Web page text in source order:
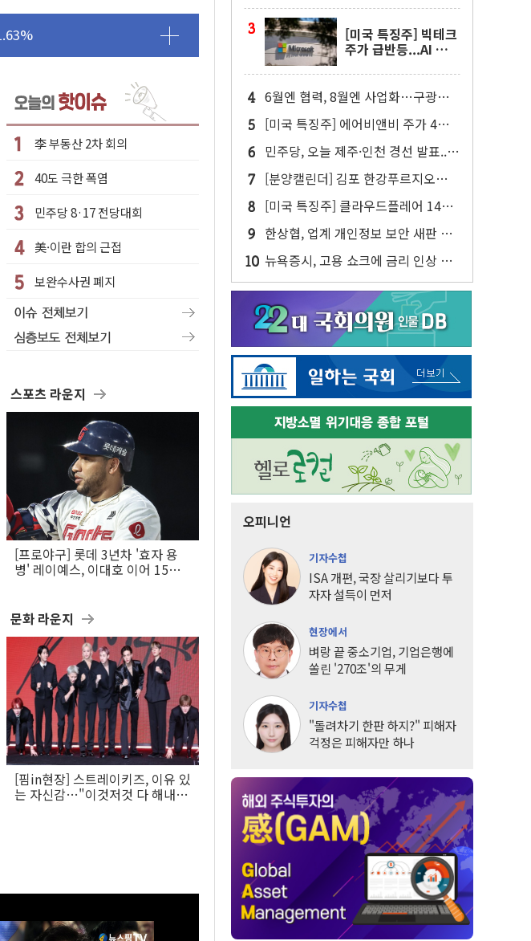
李 부동산 2차 회의
40도 극한 폭염
민주당 8·17 전당대회
美·이란 합의 근접
보완수사권 폐지
스포츠 라운지
[프로야구] 롯데 3년차 '효자 용
병' 레이예스, 이대호 이어 15년
문화 라운지
[핌in현장] 스트레이키즈, 이유 있
는 자신감…"이것저것 다 해내는
실 공개
[미국 특징주] 빅테크
주가 급반등...AI 불안
아나
6월엔 협력, 8월엔 사업화…구광모·
젠슨 황 두 번째 담판
[미국 특징주] 에어비앤비 주가 4년
만에 최고...연간 매출 상향에 투자자
반색
민주당, 오늘 제주·인천 경선 발표...
김민석 '재역전' vs 정청래 '격차 확
대'
[분양캘린더] 김포 한강푸르지오리버
프론트 등 3284가구 분양
[미국 특징주] 클라우드플레어 14%
급등해 신고점...AI 지출 확대에 전망
상향
한상협, 업계 개인정보 보안 새판 짠
다…'자율규제단체' 타진
뉴욕증시, 고용 쇼크에 금리 인상 우
려 후퇴…S&P500 최고치
오피니언
기자수첩
ISA 개편, 국장 살리기보다 투
자자 설득이 먼저
현장에서
벼랑 끝 중소기업, 기업은행에
쏠린 '270조'의 무게
기자수첩
"돌려차기 한판 하지?" 피해자
걱정은 피해자만 하나